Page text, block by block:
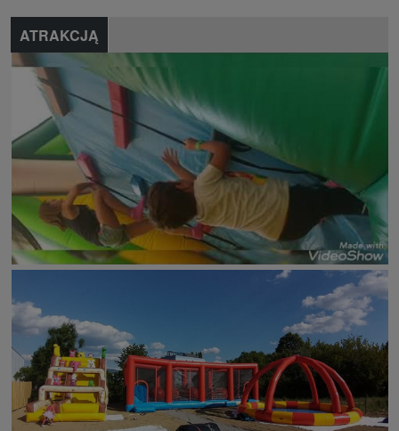
ATRAKCJĄ